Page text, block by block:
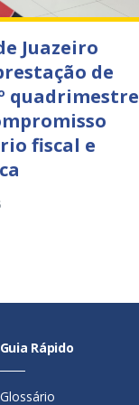
Juazeiro
de
quadrimestre
fiscal e
Guia Rápido
Glossário